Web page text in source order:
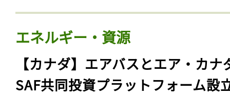
エネルギー・資源
【カナダ】エアバスとエア・カナ
SAF共同投資プラットフォーム設